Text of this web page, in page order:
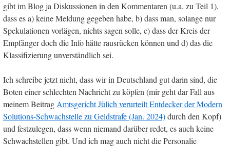
gibt im Blog ja Diskussionen in den Kommentaren (u.a. zu Teil 1),
dass es a) keine Meldung gegeben habe, b) dass man, solange nur
Spekulationen vorlägen, nichts sagen solle, c) dass der Kreis der
Empfänger doch die Info hätte rausrücken können und d) das die
Klassifizierung unverständlich sei.
Ich schreibe jetzt nicht, dass wir in Deutschland gut darin sind, die
Boten einer schlechten Nachricht zu köpfen (mir geht dar Fall aus
meinem BeitragAmtsgericht Jülich verurteilt Entdecker der Modern
Solutions-Schwachstelle zu Geldstrafe (Jan. 2024)durch den Kopf)
und festzulegen, dass wenn niemand darüber redet, es auch keine
Schwachstellen gibt. Und ich mag auch nicht die Personalie